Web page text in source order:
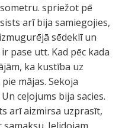
spriežot pē
arī bija samiegojies,
sēdeklī un
pase utt. Kad pēc kada
ka kustība uz
mājas. Sekoja
ceļojums bija sacies.
arī aizmirsa uzprasīt,